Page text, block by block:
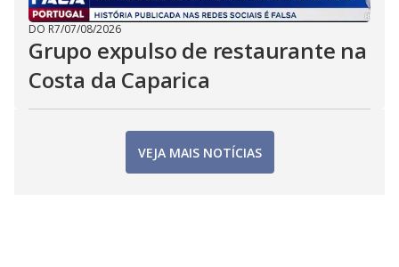
DO R7/07/08/2026
Grupo expulso de restaurante na
Costa da Caparica
VEJA MAIS NOTÍCIAS